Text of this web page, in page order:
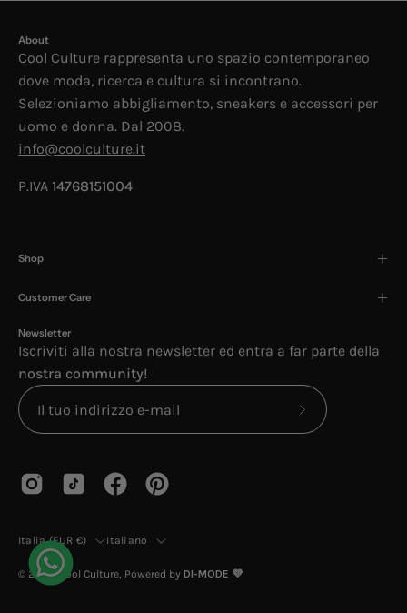
About
Cool Culture rappresenta uno spazio contemporaneo
dove moda, ricerca e cultura si incontrano.
Selezioniamo abbigliamento, sneakers e accessori per
uomo e donna. Dal 2008.
info@coolculture.it
P.IVA 14768151004
Shop
Customer Care
Newsletter
Iscriviti alla nostra newsletter ed entra a far parte della
nostra community!
Iscriviti
Paese
Italia (EUR €) Lingua
Italiano
© 2026,Cool Culture, Powered by DI-MODE 💜